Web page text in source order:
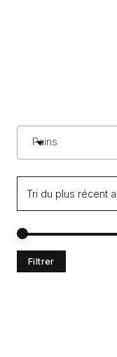
Pains
Filtrer